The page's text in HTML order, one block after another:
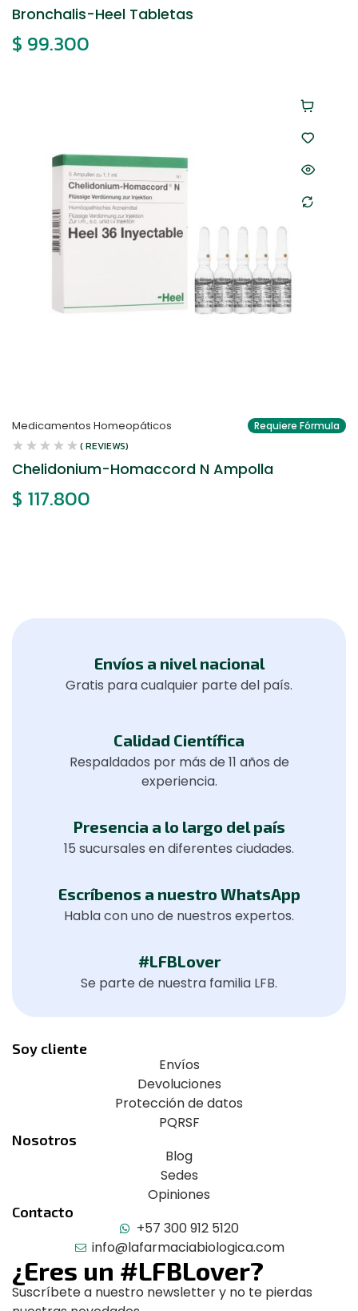
Bronchalis-Heel Tabletas
$ 99.300
Medicamentos Homeopáticos Requiere Fórmula
( REVIEWS)
Chelidonium-Homaccord N Ampolla
$ 117.800
Envíos a nivel nacional
Gratis para cualquier parte del país.
Calidad Científica
Respaldados por más de 11 años de
experiencia.
Presencia a lo largo del país
15 sucursales en diferentes ciudades.
Escríbenos a nuestro WhatsApp
Habla con uno de nuestros expertos.
#LFBLover
Se parte de nuestra familia LFB.
Soy cliente
Envíos
Devoluciones
Protección de datos
PQRSF
Nosotros
Blog
Sedes
Opiniones
Contacto
+57 300 912 5120
info@lafarmaciabiologica.com
¿Eres un #LFBLover?
Suscríbete a nuestro newsletter y no te pierdas